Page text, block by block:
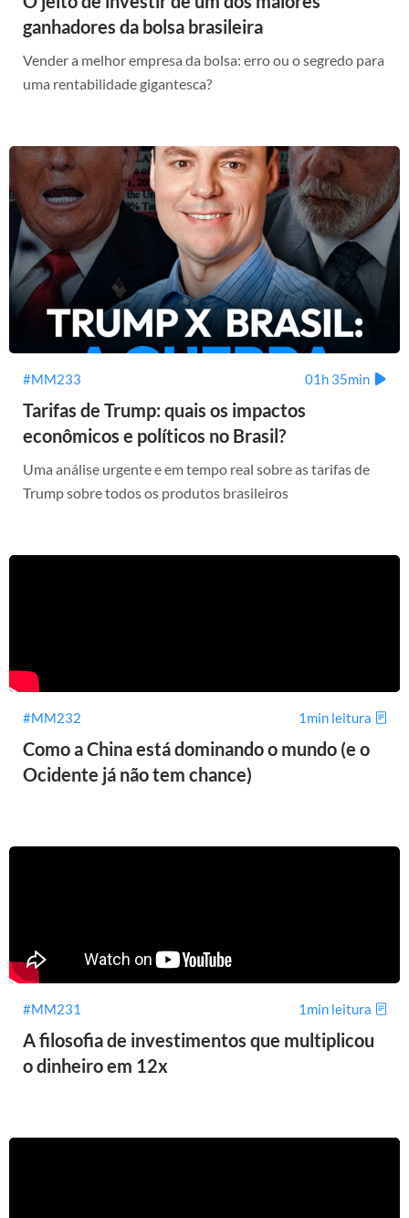
ganhadores da bolsa brasileira
Vender a melhor empresa da bolsa: erro ou o segredo para
uma rentabilidade gigantesca?
#MM233 01h 35min
Tarifas de Trump: quais os impactos
econômicos e políticos no Brasil?
Uma análise urgente e em tempo real sobre as tarifas de
Trump sobre todos os produtos brasileiros
#MM232 1min leitura
Como a China está dominando o mundo (e o
Ocidente já não tem chance)
#MM231 1min leitura
A filosofia de investimentos que multiplicou
o dinheiro em 12x